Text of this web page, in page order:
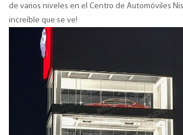
de varios niveles en el Centro de Automóviles
increíble que se ve!